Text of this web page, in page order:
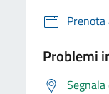
Problemi